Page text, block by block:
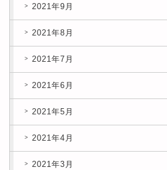
2021年9月
2021年8月
2021年7月
2021年6月
2021年5月
2021年4月
2021年3月